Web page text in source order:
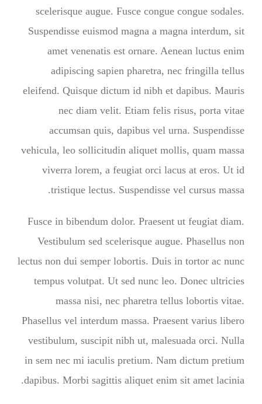
scelerisque augue. Fusce congue congue sodales.
Suspendisse euismod magna a magna interdum, sit
amet venenatis est ornare. Aenean luctus enim
adipiscing sapien pharetra, nec fringilla tellus
eleifend. Quisque dictum id nibh et dapibus. Mauris
nec diam velit. Etiam felis risus, porta vitae
accumsan quis, dapibus vel urna. Suspendisse
vehicula, leo sollicitudin aliquet mollis, quam massa
viverra lorem, a feugiat orci lacus at eros. Ut id
tristique lectus. Suspendisse vel cursus massa.
Fusce in bibendum dolor. Praesent ut feugiat diam.
Vestibulum sed scelerisque augue. Phasellus non
lectus non dui semper lobortis. Duis in tortor ac nunc
tempus volutpat. Ut sed nunc leo. Donec ultricies
massa nisi, nec pharetra tellus lobortis vitae.
Phasellus vel interdum massa. Praesent varius libero
vestibulum, suscipit nibh ut, malesuada orci. Nulla
in sem nec mi iaculis pretium. Nam dictum pretium
dapibus. Morbi sagittis aliquet enim sit amet lacinia.